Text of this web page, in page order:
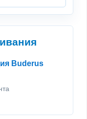
Buderus